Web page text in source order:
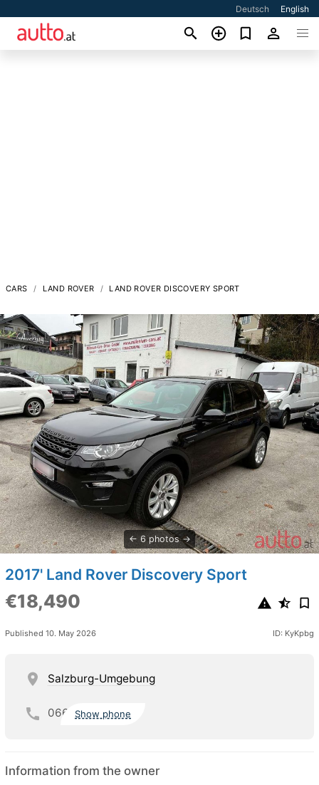
Deutsch English
CARS LAND ROVER LAND ROVER DISCOVERY SPORT
6 photos
2017' Land Rover Discovery Sport
€18,490
Published 10. May 2026 ID: KyKpbg
Salzburg-Umgebung
066 Show phone
Information from the owner